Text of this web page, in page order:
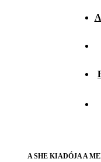
A SHE KIADÓJA A